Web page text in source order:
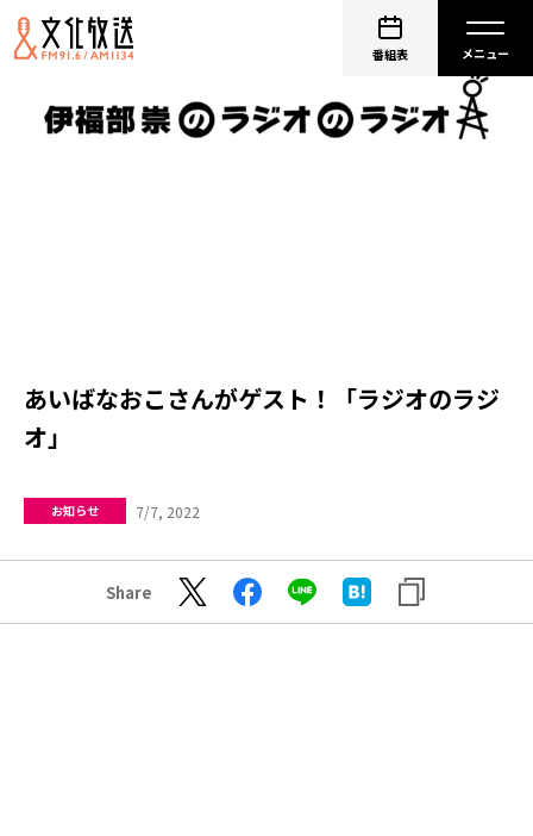
番組表
あいばなおこさんがゲスト！「ラジオのラジ
オ」
お知らせ 7/7, 2022
Share